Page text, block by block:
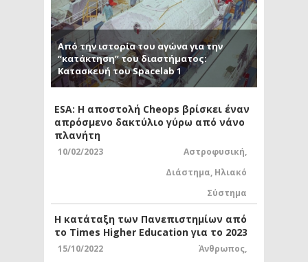
Από την ιστορία του αγώνα για την
“κατάκτηση” του διαστήματος:
Κατασκευή του Spacelab 1
ESA: Η αποστολή Cheops βρίσκει έναν
απρόσμενο δακτύλιο γύρω από νάνο
πλανήτη
10/02/2023 Αστροφυσική,
Διάστημα, Ηλιακό
Σύστημα
Η κατάταξη των Πανεπιστημίων από
το Times Higher Education για το 2023
15/10/2022 Άνθρωπος,